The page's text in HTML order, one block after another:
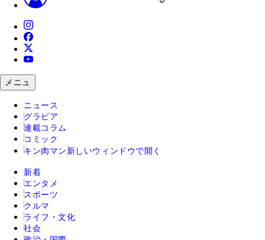
メニュ
ニュース
グラビア
連載コラム
コミック
キン肉マン 新しいウィンドウで開く
新着
エンタメ
スポーツ
クルマ
ライフ・文化
社会